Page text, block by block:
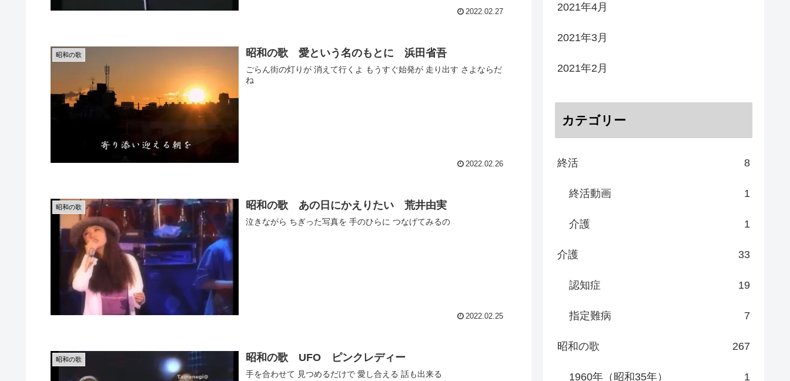
2022.02.27
昭和の歌 昭和の歌 愛という名のもとに 浜田省吾
ごらん街の灯りが 消えて行くよ もうすぐ始発が 走り出す さよならだ
ね
2022.02.26
昭和の歌 昭和の歌 あの日にかえりたい 荒井由実
泣きながら ちぎった写真を 手のひらに つなげてみるの
2022.02.25
昭和の歌 昭和の歌 UFO ピンクレディー
手を合わせて 見つめるだけで 愛し合える 話も出来る
2021年4月
2021年3月
2021年2月
カテゴリー
終活 8
終活動画 1
介護 1
介護 33
認知症 19
指定難病 7
昭和の歌 267
1960年（昭和35年） 1